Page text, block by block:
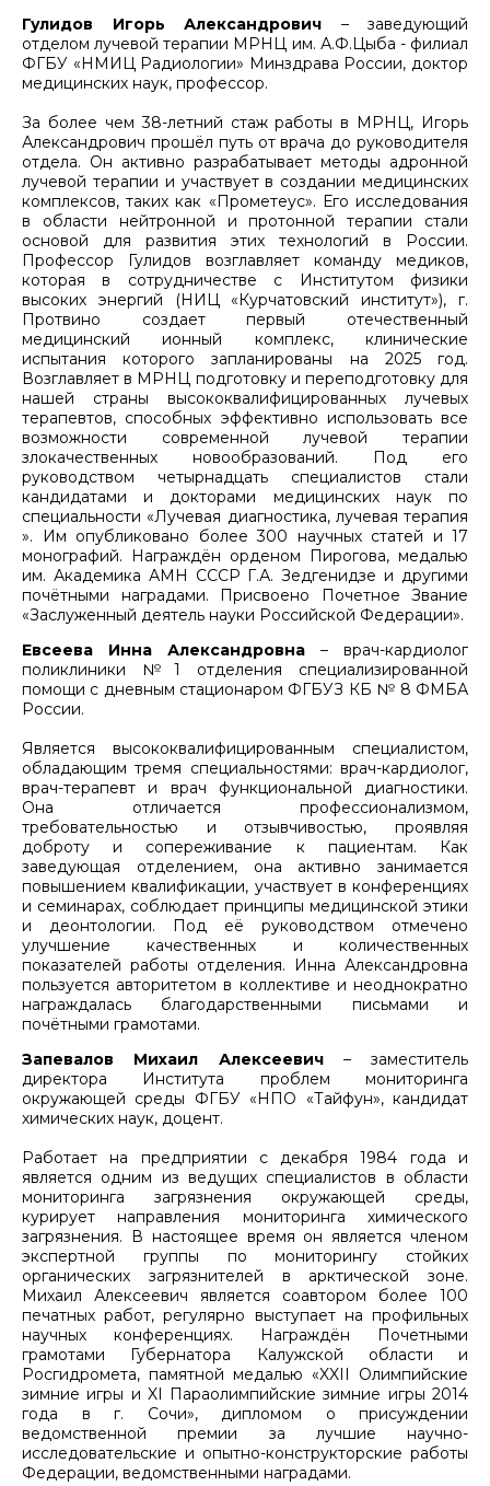
Гулидов Игорь Александрович – заведующий
отделом лучевой терапии МРНЦ им. А.Ф.Цыба - филиал
ФГБУ «НМИЦ Радиологии» Минздрава России, доктор
медицинских наук, профессор.
За более чем 38-летний стаж работы в МРНЦ, Игорь
Александрович прошёл путь от врача до руководителя
отдела. Он активно разрабатывает методы адронной
лучевой терапии и участвует в создании медицинских
комплексов, таких как «Прометеус». Его исследования
в области нейтронной и протонной терапии стали
основой для развития этих технологий в России.
Профессор Гулидов возглавляет команду медиков,
которая в сотрудничестве с Институтом физики
высоких энергий (НИЦ «Курчатовский институт»), г.
Протвино создает первый отечественный
медицинский ионный комплекс, клинические
испытания которого запланированы на 2025 год.
Возглавляет в МРНЦ подготовку и переподготовку для
нашей страны высококвалифицированных лучевых
терапевтов, способных эффективно использовать все
возможности современной лучевой терапии
злокачественных новообразований. Под его
руководством четырнадцать специалистов стали
кандидатами и докторами медицинских наук по
специальности «Лучевая диагностика, лучевая терапия
». Им опубликовано более 300 научных статей и 17
монографий. Награждён орденом Пирогова, медалью
им. Академика АМН СССР Г.А. Зедгенидзе и другими
почётными наградами. Присвоено Почетное Звание
«Заслуженный деятель науки Российской Федерации».
Евсеева Инна Александровна – врач-кардиолог
поликлиники №1 отделения специализированной
помощи с дневным стационаром ФГБУЗ КБ № 8 ФМБА
России.
Является высококвалифицированным специалистом,
обладающим тремя специальностями: врач-кардиолог,
врач-терапевт и врач функциональной диагностики.
Она отличается профессионализмом,
требовательностью и отзывчивостью, проявляя
доброту и сопереживание к пациентам. Как
заведующая отделением, она активно занимается
повышением квалификации, участвует в конференциях
и семинарах, соблюдает принципы медицинской этики
и деонтологии. Под её руководством отмечено
улучшение качественных и количественных
показателей работы отделения. Инна Александровна
пользуется авторитетом в коллективе и неоднократно
награждалась благодарственными письмами и
почётными грамотами.
Запевалов Михаил Алексеевич– заместитель
директора Института проблем мониторинга
окружающей среды ФГБУ «НПО «Тайфун», кандидат
химических наук, доцент.
Работает на предприятии с декабря 1984 года и
является одним из ведущих специалистов в области
мониторинга загрязнения окружающей среды,
курирует направления мониторинга химического
загрязнения. В настоящее время он является членом
экспертной группы по мониторингу стойких
органических загрязнителей в арктической зоне.
Михаил Алексеевич является соавтором более 100
печатных работ, регулярно выступает на профильных
научных конференциях. Награждён Почетными
грамотами Губернатора Калужской области и
Росгидромета, памятной медалью «XXII Олимпийские
зимние игры и XI Параолимпийские зимние игры 2014
года в г. Сочи», дипломом о присуждении
ведомственной премии за лучшие научно-
исследовательские и опытно-конструкторские работы
Федерации, ведомственными наградами.